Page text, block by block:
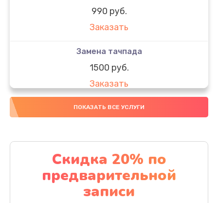
990 руб.
Заказать
Замена тачпада
1500 руб.
Заказать
Замена южного моста
Заказать
Чистка от пыли
1060 руб.
Заказать
ПОКАЗАТЬ ВСЕ УСЛУГИ
Скидка 20% по
предварительной
записи